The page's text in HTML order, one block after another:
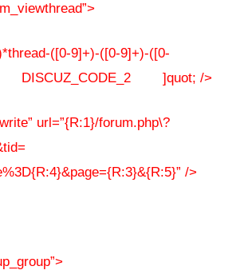
([0-9]+)-([0-9]+)-([0-
DISCUZ_CODE_2 ]quot; />
url=”{R:1}/forum.php\?
/>